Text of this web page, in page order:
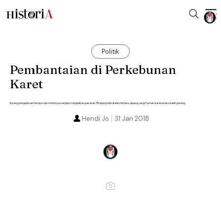
Politik
Pembantaian di Perkebunan
Karet
Kurang pengalaman tempur dan minimnya senjata, menjadikan pasukan TRI ajang kebrutalan tentara Jepang yang frustasi karena baru kalah perang.
31 Jan 2018
Hendi Jo